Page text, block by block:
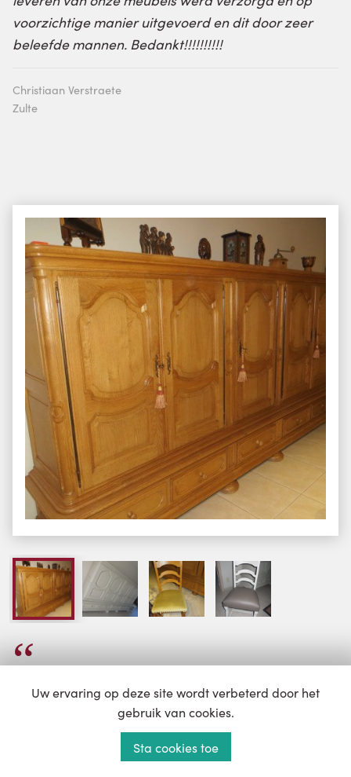
voorzichtige manier uitgevoerd en dit door zeer
beleefde mannen. Bedankt!!!!!!!!!!
Christiaan Verstraete
Zulte
Super tevreden met de service en met het resultaat.
Uw ervaring op deze site wordt verbeterd door het
gebruik van cookies.
Sta cookies toe